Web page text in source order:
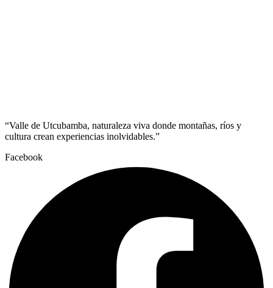
“Valle de Utcubamba, naturaleza viva donde montañas, ríos y
cultura crean experiencias inolvidables.”
Facebook